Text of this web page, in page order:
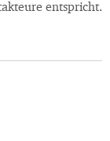
entspricht.